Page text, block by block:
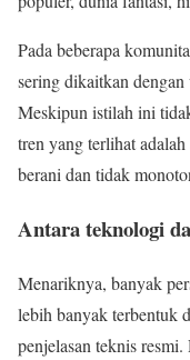
Pada beberapa
sering dikaitkan
Meskipun istilah ini
tren yang terlihat
berani dan tidak
Antara teknologi
Menariknya, banyak
lebih banyak terbentuk
penjelasan teknis